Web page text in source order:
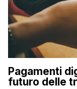
Pagamenti
futuro delle